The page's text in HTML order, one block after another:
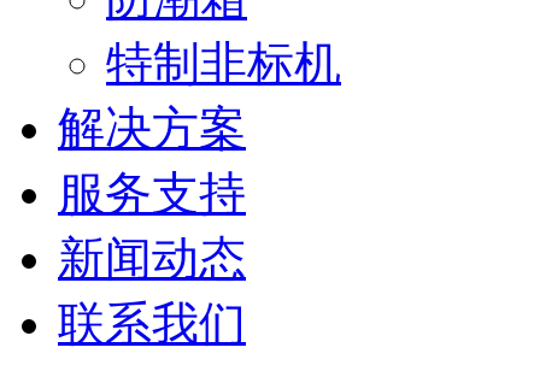
特制非标机
解决方案
服务支持
新闻动态
联系我们